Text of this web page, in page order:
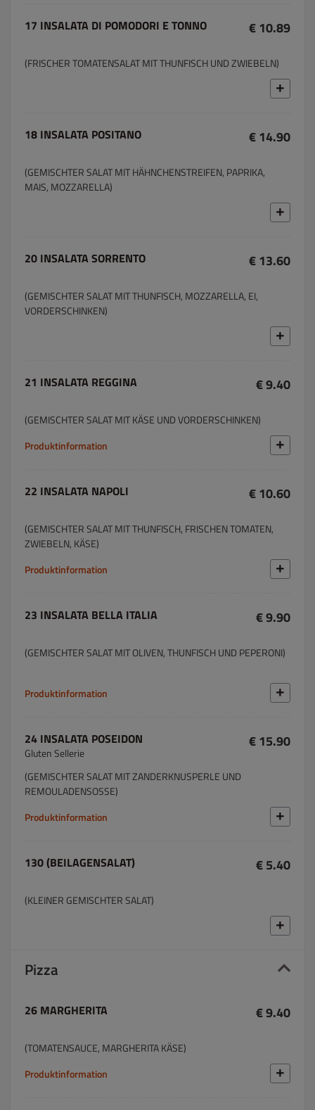
17 INSALATA DI POMODORI E TONNO € 10.89
(FRISCHER TOMATENSALAT MIT THUNFISCH UND ZWIEBELN)
18 INSALATA POSITANO € 14.90
(GEMISCHTER SALAT MIT HÄHNCHENSTREIFEN, PAPRIKA,
MAIS, MOZZARELLA)
20 INSALATA SORRENTO € 13.60
(GEMISCHTER SALAT MIT THUNFISCH, MOZZARELLA, EI,
VORDERSCHINKEN)
21 INSALATA REGGINA € 9.40
(GEMISCHTER SALAT MIT KÄSE UND VORDERSCHINKEN)
Produktinformation
22 INSALATA NAPOLI € 10.60
(GEMISCHTER SALAT MIT THUNFISCH, FRISCHEN TOMATEN,
ZWIEBELN, KÄSE)
Produktinformation
23 INSALATA BELLA ITALIA € 9.90
(GEMISCHTER SALAT MIT OLIVEN, THUNFISCH UND PEPERONI)
Produktinformation
24 INSALATA POSEIDON
Gluten Sellerie
€ 15.90
(GEMISCHTER SALAT MIT ZANDERKNUSPERLE UND
REMOULADENSOSSE)
Produktinformation
130 (BEILAGENSALAT) € 5.40
(KLEINER GEMISCHTER SALAT)
Pizza
26 MARGHERITA € 9.40
(TOMATENSAUCE, MARGHERITA KÄSE)
Produktinformation